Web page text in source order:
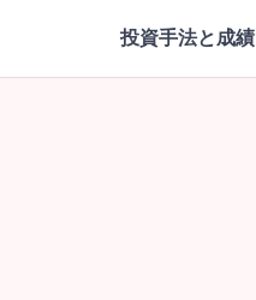
投資手法と成績